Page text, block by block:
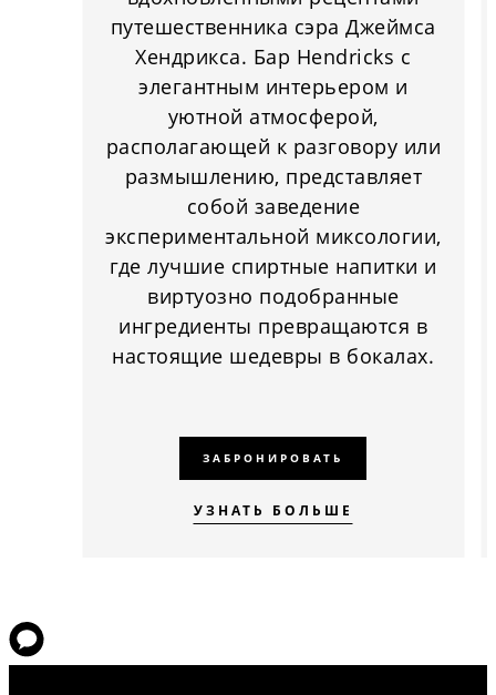
путешественника сэра Джеймса
Хендрикса. Бар Hendricks с
элегантным интерьером и
уютной атмосферой,
располагающей к разговору или
размышлению, представляет
собой заведение
экспериментальной миксологии,
где лучшие спиртные напитки и
виртуозно подобранные
ингредиенты превращаются в
настоящие шедевры в бокалах.
ЗАБРОНИРОВАТЬ
УЗНАТЬ БОЛЬШЕ